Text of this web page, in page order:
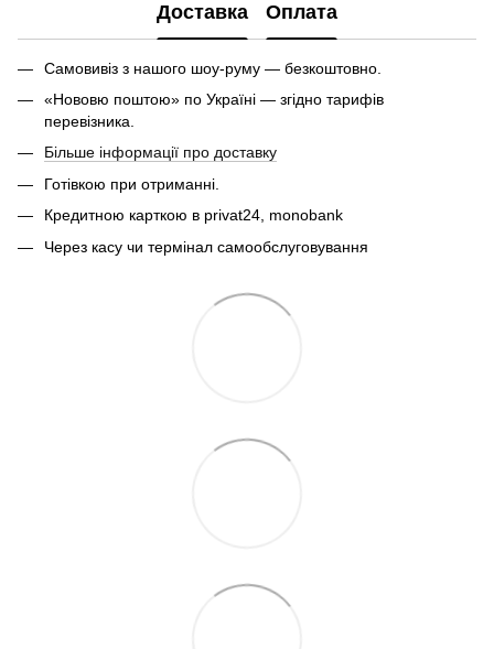
Доставка Оплата
Самовивіз з нашого шоу-руму — безкоштовно.
«Нововю поштою» по Україні — згідно тарифів
перевізника.
Більше інформації про доставку
Готівкою при отриманні.
Кредитною карткою в privat24, monobank
Через касу чи термінал самообслуговування